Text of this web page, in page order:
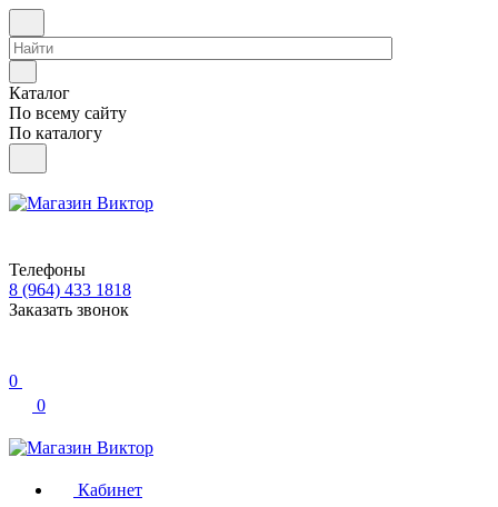
Каталог
По всему сайту
По каталогу
Телефоны
8 (964) 433 1818
Заказать звонок
0
0
Кабинет